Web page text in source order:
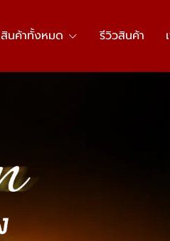
สินค้าทั้งหมด รีวิวสินค้า